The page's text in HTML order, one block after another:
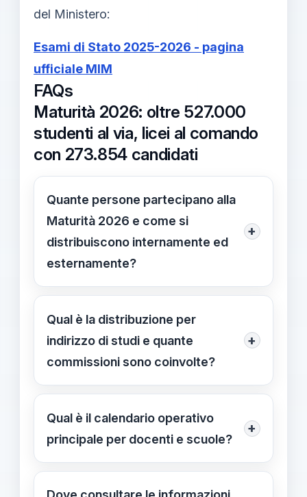
del Ministero:
Esami di Stato 2025-2026 - pagina
ufficiale MIM
FAQs
Maturità 2026: oltre 527.000
studenti al via, licei al comando
con 273.854 candidati
Quante persone partecipano alla
Maturità 2026 e come si
distribuiscono internamente ed
esternamente?
+
In totale partecipano 527.607
maturandi: interni 513.479 e esterni
14.128. Ci sono 13.989 membri di
commissione distribuiti in 27.884
Qual è la distribuzione per
indirizzo di studi e quante
commissioni sono coinvolte?
+
Distribuzione per indirizzo: Licei
273.854 candidati; Tecnici 167.136;
Professionali 86.617.
commissioni distribuite in 27.884
Qual è il calendario operativo
principale per docenti e scuole?
+
Le prove inizieranno il 18/06/2026 alle
08:30 e proseguiranno il 19/06/2026,